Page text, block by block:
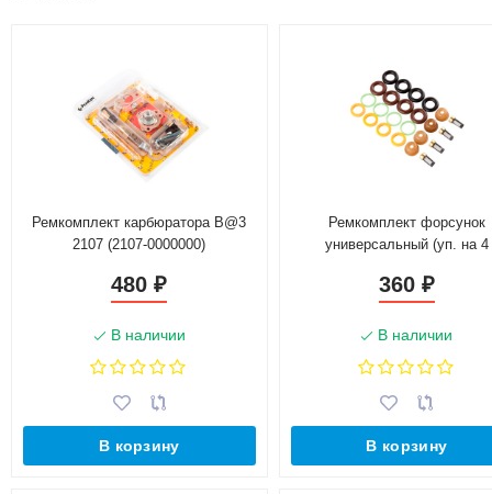
Ремкомплект карбюратора B@3
2107 (2107-0000000)
480₽
В наличии
В корзину
Ремкомплект форсунок
универсальный (уп. на 4
360 ₽
В наличии
В корзину